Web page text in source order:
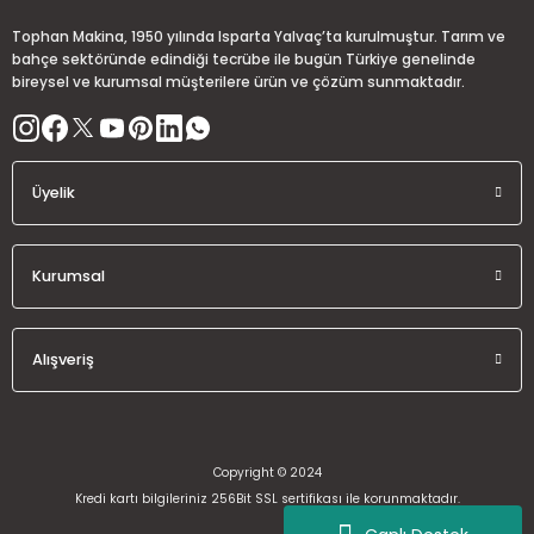
Bu ürüne benzer farklı alternatifler olmalı.
Tophan Makina, 1950 yılında Isparta Yalvaç’ta kurulmuştur. Tarım ve
bahçe sektöründe edindiği tecrübe ile bugün Türkiye genelinde
bireysel ve kurumsal müşterilere ürün ve çözüm sunmaktadır.
Üyelik
Kurumsal
Alışveriş
Copyright © 2024
Kredi kartı bilgileriniz 256Bit SSL sertifikası ile korunmaktadır.